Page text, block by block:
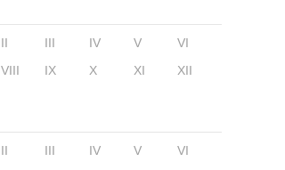
II III IV V
VI
VIII IX X XI XII
II III IV V
VI